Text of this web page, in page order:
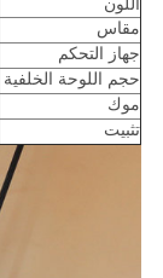
اللون
مقاس
جهاز التحكم
حجم اللوحة الخلفية
موك
تثبيت